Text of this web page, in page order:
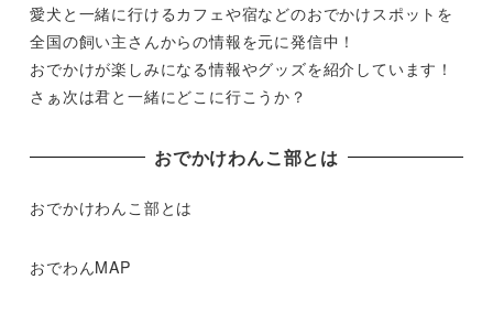
愛犬と一緒に行けるカフェや宿などのおでかけスポットを
全国の飼い主さんからの情報を元に発信中！
おでかけが楽しみになる情報やグッズを紹介しています！
さぁ次は君と一緒にどこに行こうか？
おでかけわんこ部とは
おでかけわんこ部とは
おでわんMAP